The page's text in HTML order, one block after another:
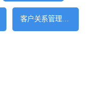
客户关系管理软件